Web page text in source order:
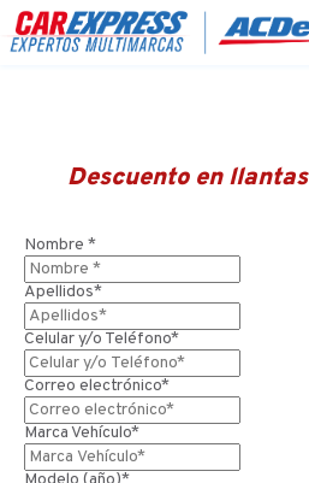
Descuento en llantas
Nombre *
Apellidos*
Celular y/o Teléfono*
Correo electrónico*
Marca Vehículo*